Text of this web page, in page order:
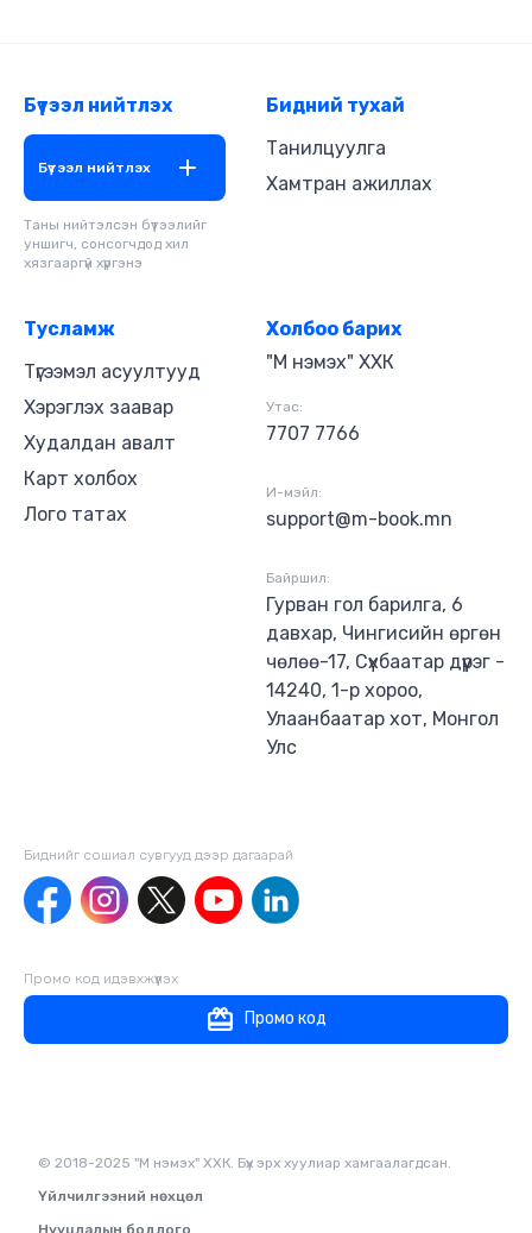
Бүтээл нийтлэх
Бүтээл нийтлэх
Таны нийтэлсэн бүтээлийг
уншигч, сонсогчдод хил
хязгааргүй хүргэнэ
Бидний тухай
Танилцуулга
Хамтран ажиллах
Тусламж
Түгээмэл асуултууд
Хэрэглэх заавар
Худалдан авалт
Карт холбох
Лого татах
Холбоо барих
"М нэмэх" ХХК
Утас:
7707 7766
И-мэйл:
support@m-book.mn
Байршил:
Гурван гол барилга, 6
давхар, Чингисийн өргөн
чөлөө-17, Сүхбаатар дүүрэг -
14240, 1-р хороо,
Улаанбаатар хот, Монгол
Улс
Биднийг сошиал сувгууд дээр дагаaрай
Промо код идэвхжүүлэх
Промо код
© 2018-2025 "М нэмэх" ХХК. Бүх эрх хуулиар хамгаалагдсан.
Үйлчилгээний нөхцөл
Нууцлалын бодлого